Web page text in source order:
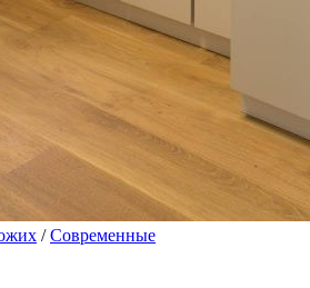
/Современные